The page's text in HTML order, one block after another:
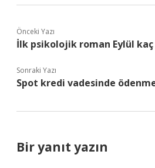
Önceki Yazı
İlk psikolojik roman Eylül kaç
Sonraki Yazı
Spot kredi vadesinde
Bir yanıt yazın